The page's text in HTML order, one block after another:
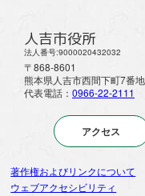
人吉市役所
法人番号:9000020432032
〒868-8601
熊本県人吉市西間下町7番
代表電話： 0966-22-2111
アクセス
著作権およびリンクについて
ウェブアクセシビリティ